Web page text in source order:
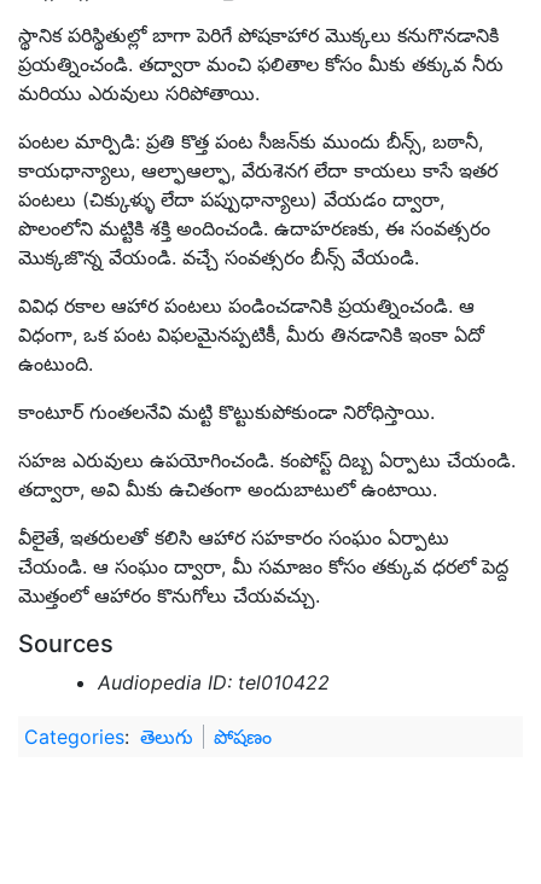
స్థానిక పరిస్థితుల్లో బాగా పెరిగే పోషకాహార మొక్కలు కనుగొనడానికి
ప్రయత్నించండి. తద్వారా మంచి ఫలితాల కోసం మీకు తక్కువ నీరు
మరియు ఎరువులు సరిపోతాయి.
పంటల మార్పిడి: ప్రతి కొత్త పంట సీజన్‌కు ముందు బీన్స్, బఠానీ,
కాయధాన్యాలు, ఆల్ఫాఆల్ఫా, వేరుశెనగ లేదా కాయలు కాసే ఇతర
పంటలు (చిక్కుళ్ళు లేదా పప్పుధాన్యాలు) వేయడం ద్వారా,
పొలంలోని మట్టికి శక్తి అందించండి. ఉదాహరణకు, ఈ సంవత్సరం
మొక్కజొన్న వేయండి. వచ్చే సంవత్సరం బీన్స్ వేయండి.
వివిధ రకాల ఆహార పంటలు పండించడానికి ప్రయత్నించండి. ఆ
విధంగా, ఒక పంట విఫలమైనప్పటికీ, మీరు తినడానికి ఇంకా ఏదో
ఉంటుంది.
కాంటూర్ గుంతలనేవి మట్టి కొట్టుకుపోకుండా నిరోధిస్తాయి.
సహజ ఎరువులు ఉపయోగించండి. కంపోస్ట్ దిబ్బ ఏర్పాటు చేయండి.
తద్వారా, అవి మీకు ఉచితంగా అందుబాటులో ఉంటాయి.
వీలైతే, ఇతరులతో కలిసి ఆహార సహకారం సంఘం ఏర్పాటు
చేయండి. ఆ సంఘం ద్వారా, మీ సమాజం కోసం తక్కువ ధరలో పెద్ద
మొత్తంలో ఆహారం కొనుగోలు చేయవచ్చు.
Sources
Audiopedia ID: tel010422
Categories: తెలుగు పోషణం